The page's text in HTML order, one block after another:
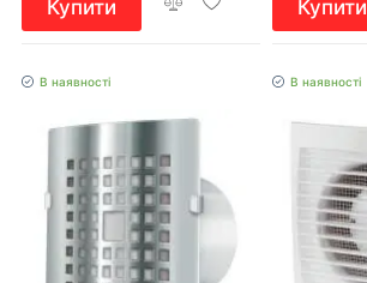
Купити Купити
В наявності В наявності